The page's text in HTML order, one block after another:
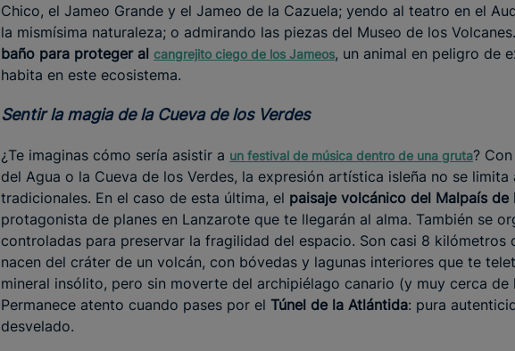
Chico, el Jameo Grande y el Jameo de la Cazuela; yendo al teatro en el
la mismísima naturaleza; o admirando las piezas del Museo de los
baño para proteger al cangrejito ciego de los Jameos, un animal en peligro de
habita en este ecosistema.
Sentir la magia de la Cueva de los Verdes
¿Te imaginas cómo sería asistir a un festival de música dentro de una gruta?
del Agua o la Cueva de los Verdes, la expresión artística isleña no se
tradicionales. En el caso de esta última, el paisaje volcánico del Malpaís de
protagonista de planes en Lanzarote que te llegarán al alma. También se
controladas para preservar la fragilidad del espacio. Son casi 8 kilómetros
nacen del cráter de un volcán, con bóvedas y lagunas interiores que te
mineral insólito, pero sin moverte del archipiélago canario (y muy cerca de
Permanece atento cuando pases por el Túnel de la Atlántida: pura
desvelado.